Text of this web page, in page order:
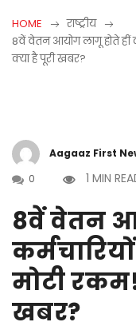
HOME
राष्ट्रीय
8वें वेतन आयोग लागू होते हीं
क्या है पूरी खबर?
Aagaaz First
0
1 MIN
8वें वेतन
मोटी
खबर?